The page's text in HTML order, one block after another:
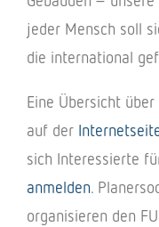
jeder Mensch soll
die inter­na­tio­nal
Eine Über­sicht
auf der
sich Inter­es­sierte
anmel­den.
orga­ni­sie­ren den